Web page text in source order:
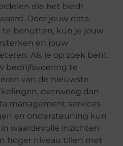
die het biedt
Door jouw data
te benutten, kun je jouw
en jouw
Als je op zoek bent
bedrijfsvoering te
van de nieuwste
overweeg dan
management services.
en ondersteuning kun
waardevolle inzichten
hoger niveau tillen met